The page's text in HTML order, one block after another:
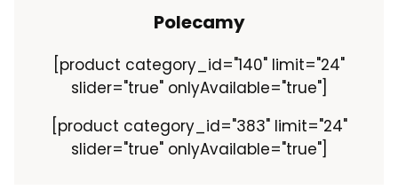
Polecamy
[product category_id="140" limit="24"
slider="true" onlyAvailable="true"]
[product category_id="383" limit="24"
slider="true" onlyAvailable="true"]